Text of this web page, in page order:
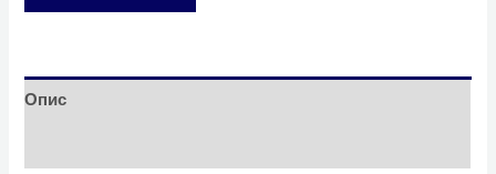
Опис